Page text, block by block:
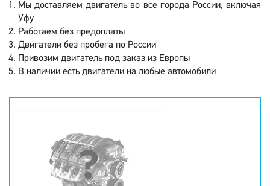
Мы доставляем двигатель во все города России, включая
Уфу
Работаем без предоплаты
Двигатели без пробега по России
Привозим двигатель под заказ из Европы
В наличии есть двигатели на любые автомобили